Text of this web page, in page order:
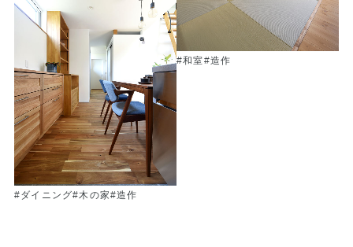
#和室#造作
#ダイニング#木の家#造作